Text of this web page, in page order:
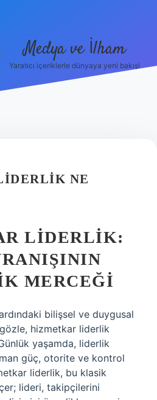
Medya ve İlham
Yaratıcı içeriklerle dünyaya yeni bakış!
NE
LIDERLIK:
MERCEĞI
ardındaki bilişsel ve duygusal
hizmetkar liderlik
yaşamda, liderlik
güç, otorite ve kontrol
liderlik, bu klasik
lideri, takipçilerini